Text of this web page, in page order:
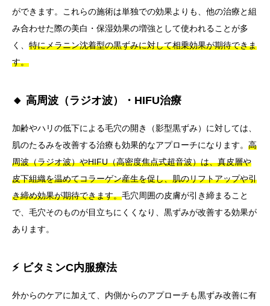
ができます。これらの施術は単独での効果よりも、他の治療と組
み合わせた際の美白・保湿効果の増強として使われることが多
く、 特にメラニン沈着型の黒ずみに対して相乗効果が期待できま
す。
🔸 高周波（ラジオ波）・HIFU治療
加齢やハリの低下による毛穴の開き（影型黒ずみ）に対しては、
肌のたるみを改善する治療も効果的なアプローチになります。 高
周波（ラジオ波）やHIFU（高密度焦点式超音波）は、真皮層や
皮下組織を温めてコラーゲン産生を促し、肌のリフトアップや引
き締め効果が期待できます。毛穴周囲の皮膚が引き締まること
で、毛穴そのものが目立ちにくくなり、黒ずみが改善する効果が
あります。
⚡ ビタミンC内服療法
外からのケアに加えて、内側からのアプローチも黒ずみ改善に有